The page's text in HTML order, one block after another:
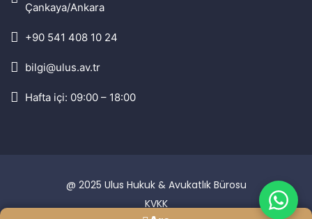
Çankaya/Ankara
+90 541 408 10 24
bilgi@ulus.av.tr
Hafta içi: 09:00 – 18:00
@ 2025 Ulus Hukuk & Avukatlık Bürosu
KVKK